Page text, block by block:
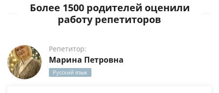
Более 1500 родителей оценили
работу репетиторов
Репетитор:
Марина Петровна
Русский язык